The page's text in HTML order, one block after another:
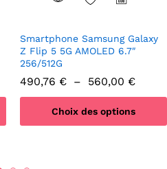
Smartphone Samsung Galaxy
Z Flip 5 5G AMOLED 6.7″
256/512G
490,76 € – 560,00 €Plage
à
Choix des options